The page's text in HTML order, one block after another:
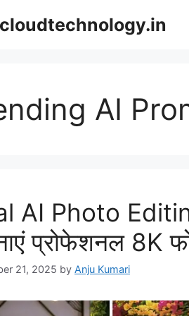
AI
AI Photo
प्रोफेशनल 8K
21, 2025 by Anju Kumari